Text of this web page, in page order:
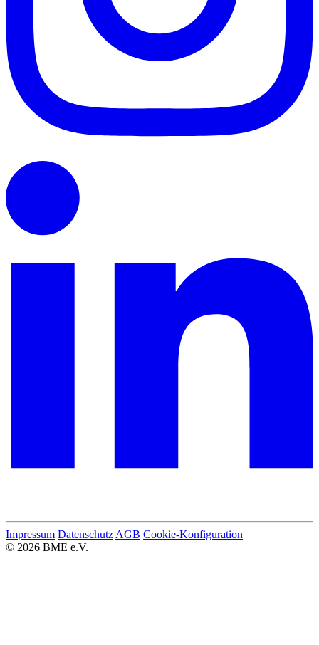
Impressum Datenschutz AGB Cookie-Konfiguration
© 2026 BME e.V.